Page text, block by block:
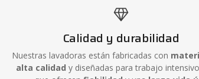
Calidad y durabilidad
Nuestras lavadoras están fabricadas con
alta calidad y diseñadas para trabajo